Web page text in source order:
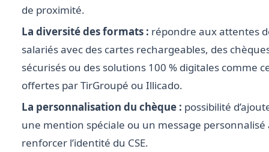
de proximité.
La diversité des formats : répondre aux attentes
salariés avec des cartes rechargeables, des
sécurisés ou des solutions 100 % digitales comme
offertes par TirGroupé ou Illicado.
La personnalisation du chèque : possibilité
une mention spéciale ou un message personnalisé
renforcer l’identité du CSE.